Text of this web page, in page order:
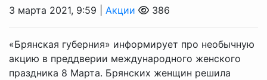
3 марта 2021, 9:59 | Акции 386
«Брянская губерния» информирует про необычную
акцию в преддверии международного женского
праздника 8 Марта. Брянских женщин решила